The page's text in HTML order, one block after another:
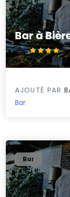
Bar à
4.3/5
AJOUTÉ PAR
Bar
Bar